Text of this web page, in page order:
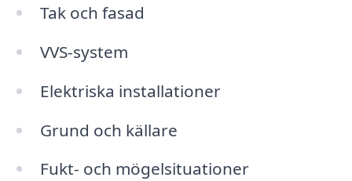
Tak och fasad
VVS-system
Elektriska installationer
Grund och källare
Fukt- och mögelsituationer